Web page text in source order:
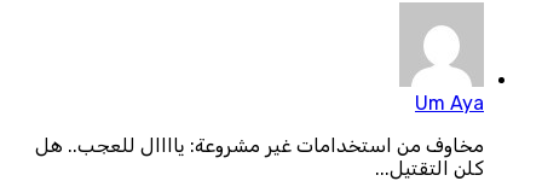
Um Aya
مخاوف من استخدامات غير مشروعة: ياااال للعجب.. هل
كلن التقتيل...